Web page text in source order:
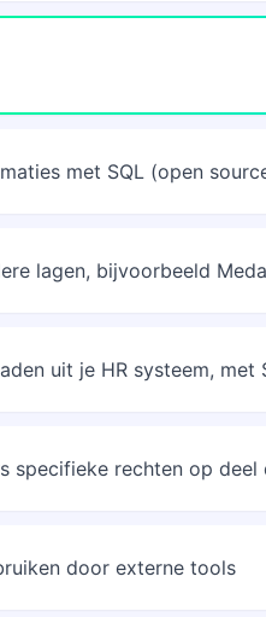
met SQL (open
lagen, bijvoorbeeld
uit je HR systeem,
specifieke rechten op deel
door externe tools